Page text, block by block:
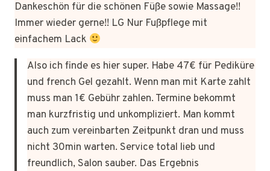
Dankeschön für die schönen Füße sowie Massage!!
Immer wieder gerne!! LG Nur Fußpflege mit
einfachem Lack
Also ich finde es hier super. Habe 47€ für Pediküre
und french Gel gezahlt. Wenn man mit Karte zahlt
muss man 1€ Gebühr zahlen. Termine bekommt
man kurzfristig und unkompliziert. Man kommt
auch zum vereinbarten Zeitpunkt dran und muss
nicht 30min warten. Service total lieb und
freundlich, Salon sauber. Das Ergebnis